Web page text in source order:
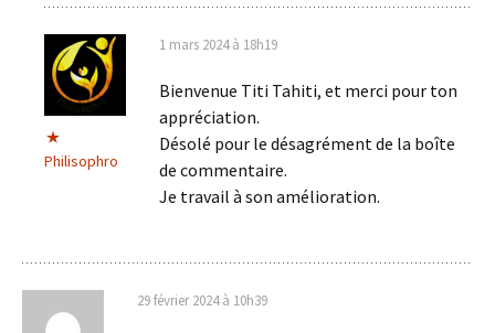
Philisophro
1 mars 2024 à 18h19
Bienvenue Titi Tahiti, et merci pour ton
appréciation.
Désolé pour le désagrément de la boîte
de commentaire.
Je travail à son amélioration.
29 février 2024 à 10h39